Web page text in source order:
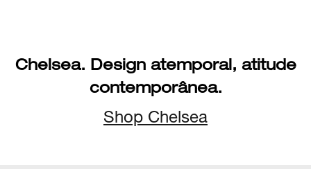
Chelsea. Design atemporal, atitude
contemporânea.
Shop Chelsea